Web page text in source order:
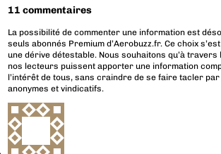
11 commentaires
La possibilité de commenter une information est
seuls abonnés Premium d’Aerobuzz.fr. Ce choix
une dérive détestable. Nous souhaitons qu’à
nos lecteurs puissent apporter une information
l’intérêt de tous, sans craindre de se faire tacler
anonymes et vindicatifs.